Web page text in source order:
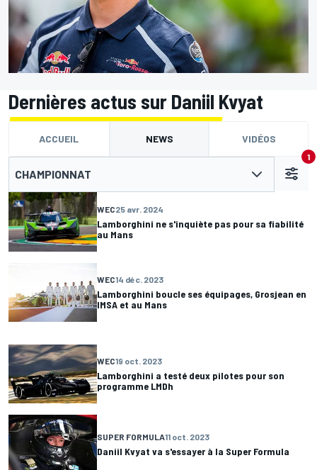
Dernières actus sur Daniil Kvyat
ACCUEIL NEWS VIDÉOS
CHAMPIONNAT
1
WEC25 avr. 2024
Lamborghini ne s'inquiète pas pour sa fiabilité
au Mans
WEC14 déc. 2023
Lamborghini boucle ses équipages, Grosjean en
IMSA et au Mans
WEC19 oct. 2023
Lamborghini a testé deux pilotes pour son
programme LMDh
SUPER FORMULA11 oct. 2023
Daniil Kvyat va s'essayer à la Super Formula